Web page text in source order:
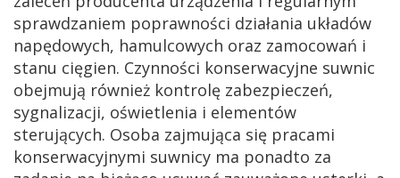
sprawdzaniem poprawności działania układów
napędowych, hamulcowych oraz zamocowań i
stanu cięgien. Czynności konserwacyjne suwnic
obejmują również kontrolę zabezpieczeń,
sygnalizacji, oświetlenia i elementów
sterujących. Osoba zajmująca się pracami
konserwacyjnymi suwnicy ma ponadto za